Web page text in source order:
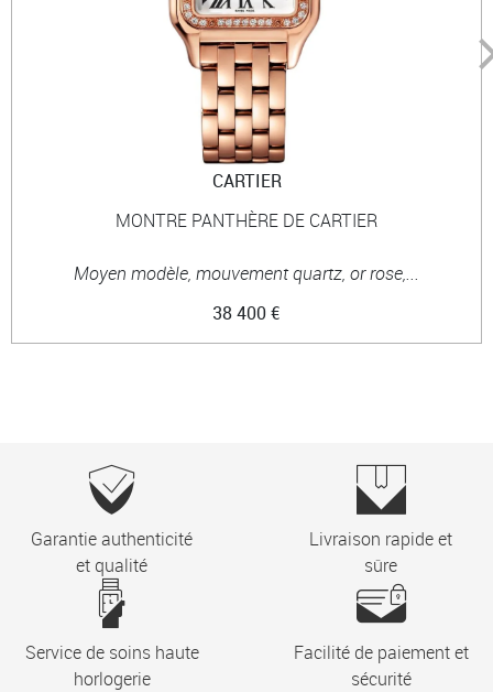
CARTIER
MONTRE PANTHÈRE DE CARTIER
Moyen modèle, mouvement quartz, or rose,...
38 400 €
Garantie authenticité
et qualité
Livraison rapide et
sûre
Service de soins haute
horlogerie
Facilité de paiement et
sécurité